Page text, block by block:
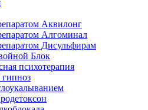
Аквилонг
Алгоминал
Дисульфирам
Блок
психотерапия